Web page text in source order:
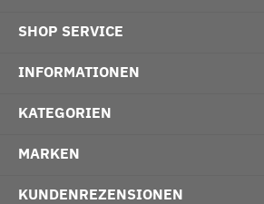
SHOP SERVICE
INFORMATIONEN
KATEGORIEN
MARKEN
KUNDENREZENSIONEN